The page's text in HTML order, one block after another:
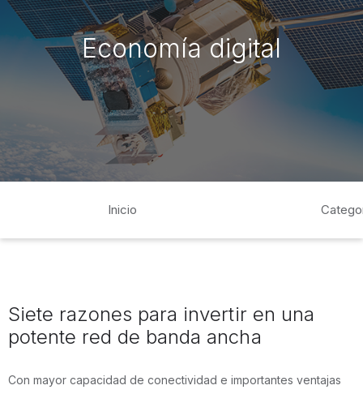
Economía digital
Inicio
Siete razones para invertir en una
potente red de banda ancha
Con mayor capacidad de conectividad e importantes ventajas